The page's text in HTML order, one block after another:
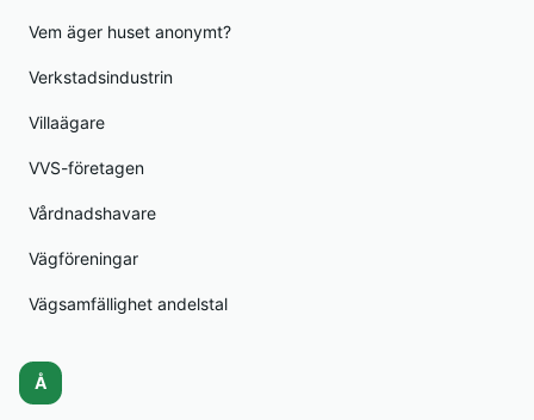
Vem äger huset anonymt?
Verkstadsindustrin
Villaägare
VVS-företagen
Vårdnadshavare
Vägföreningar
Vägsamfällighet andelstal
Å